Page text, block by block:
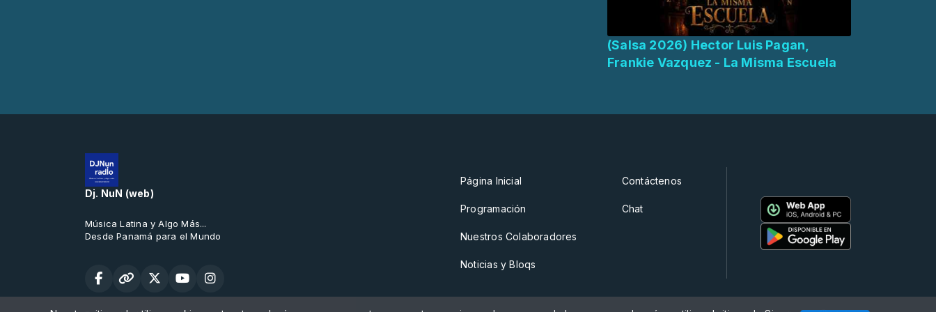
(Salsa 2026) Hector Luis Pagan,
Frankie Vazquez - La Misma Escuela
Dj. NuN (web)
Música Latina y Algo Más...
Desde Panamá para el Mundo
Página Inicial
Programación
Nuestros Colaboradores
Noticias y Bloqs
Contáctenos
Chat